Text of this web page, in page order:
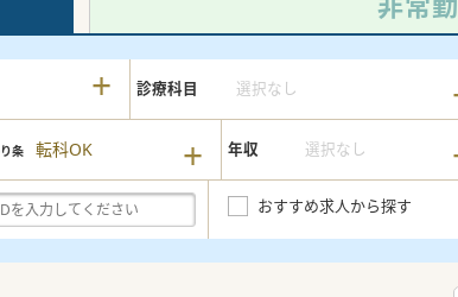
診療科目 選択なし
転科OK 年収 選択なし
おすすめ求人から探す